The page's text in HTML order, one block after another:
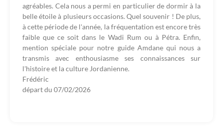
agréables. Cela nous a permi en particulier de dormir à la
belle étoile à plusieurs occasions. Quel souvenir ! De plus,
à cette période de l'année, la fréquentation est encore très
faible que ce soit dans le Wadi Rum ou à Pétra. Enfin,
mention spéciale pour notre guide Amdane qui nous a
transmis avec enthousiasme ses connaissances sur
l'histoire et la culture Jordanienne.
Frédéric
départ du 07/02/2026